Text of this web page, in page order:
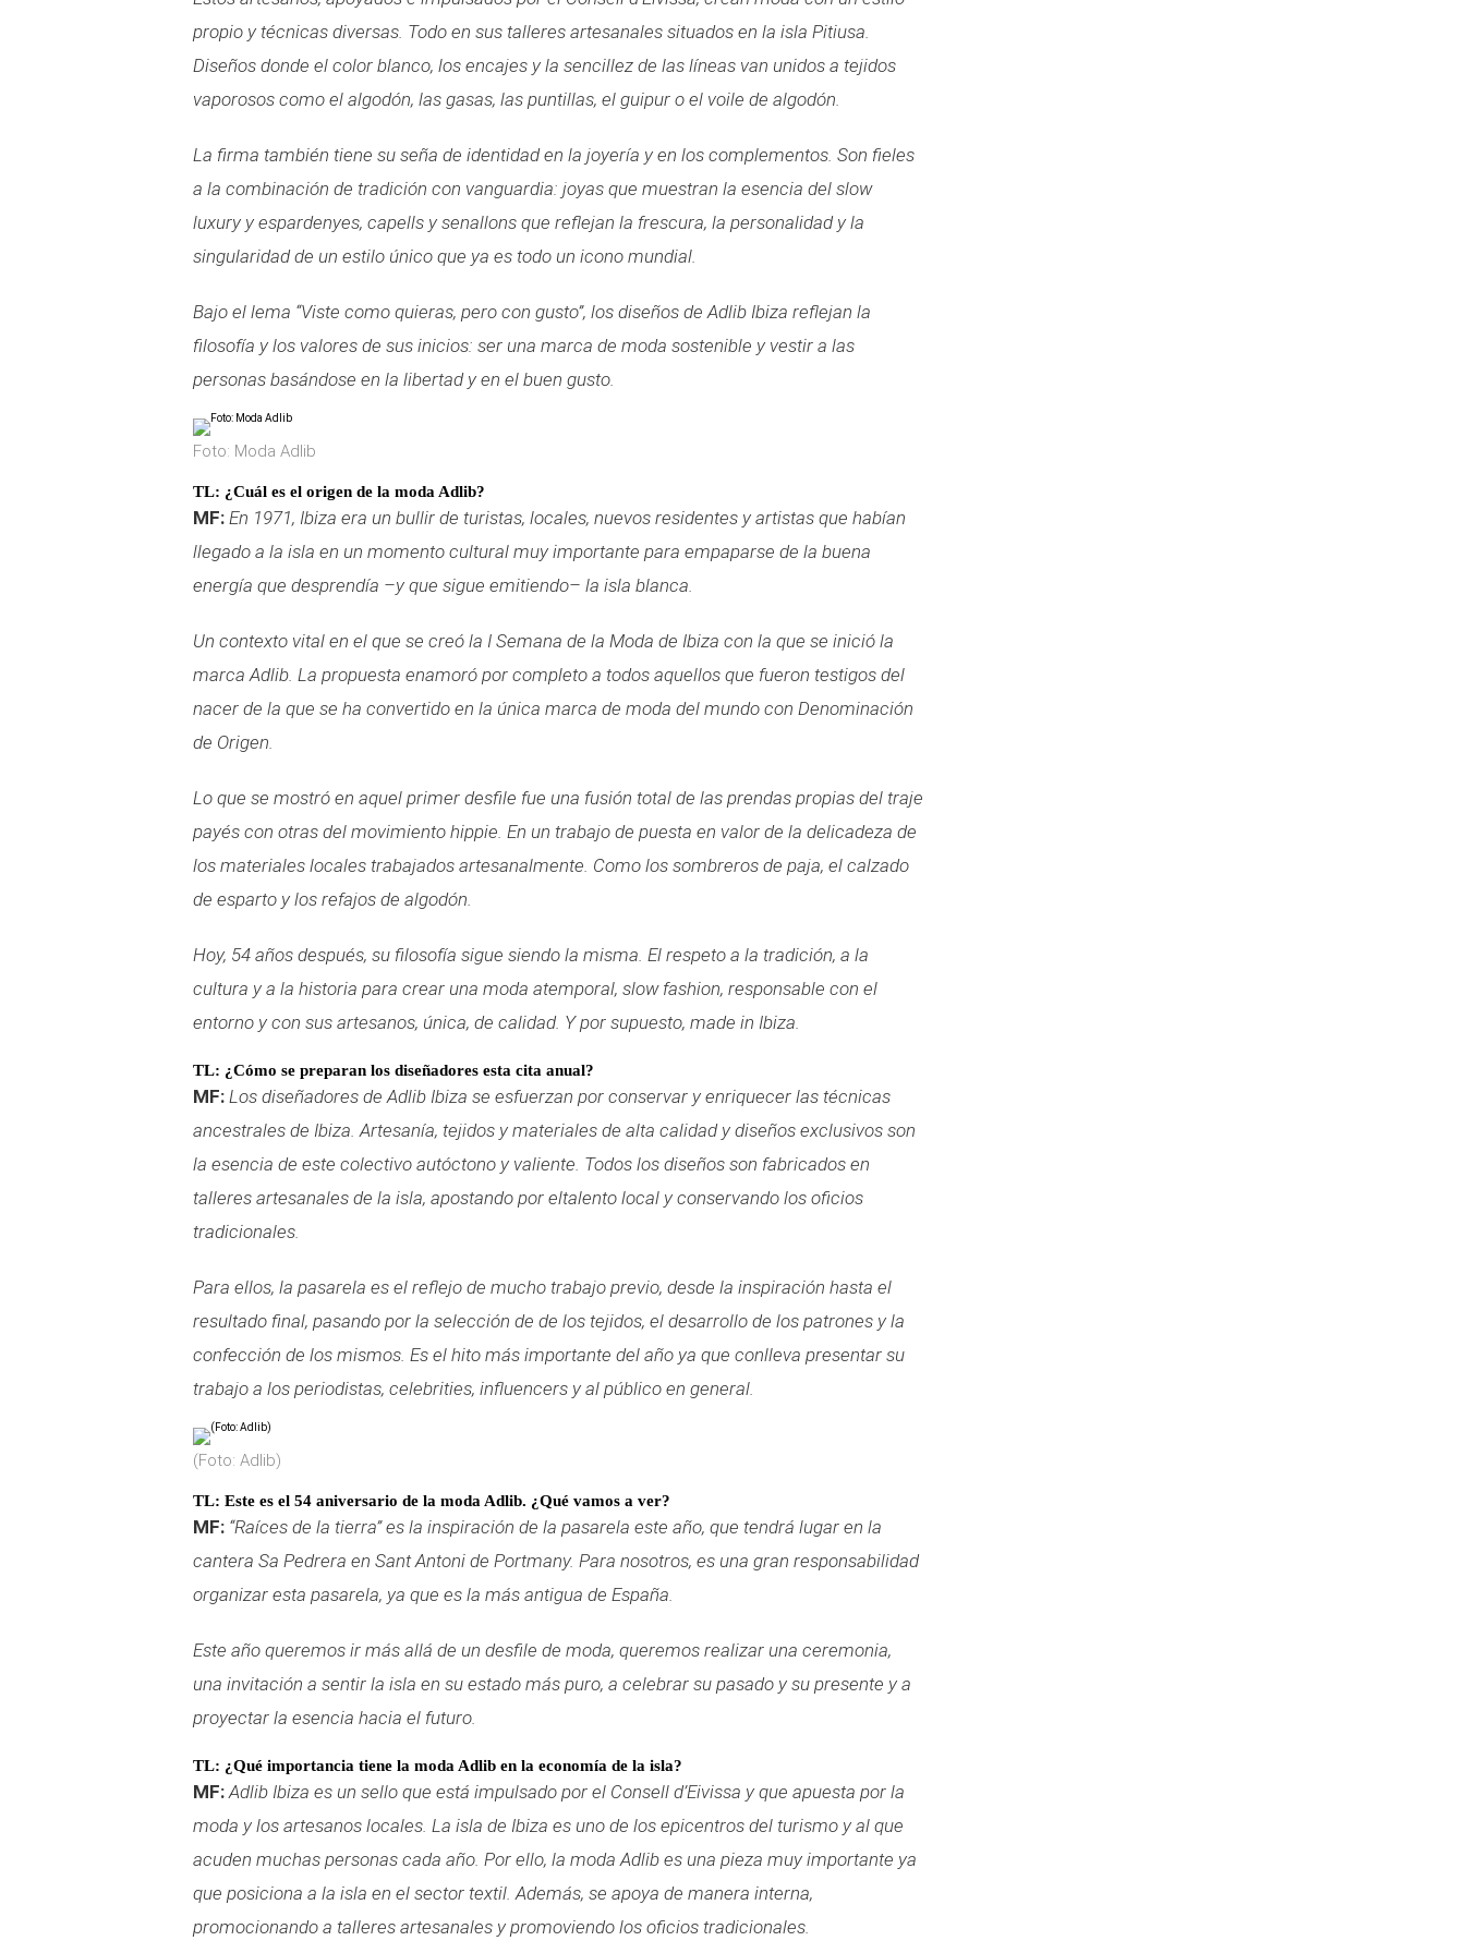
propio y técnicas diversas. Todo en sus talleres artesanales situados en la isla Pitiusa.
Diseños donde el color blanco, los encajes y la sencillez de las líneas van unidos a tejidos
vaporosos como el algodón, las gasas, las puntillas, el guipur o el voile de algodón.
La firma también tiene su seña de identidad en la joyería y en los complementos. Son fieles
a la combinación de tradición con vanguardia: joyas que muestran la esencia del slow
luxury y espardenyes, capells y senallons que reflejan la frescura, la personalidad y la
singularidad de un estilo único que ya es todo un icono mundial.
Bajo el lema “Viste como quieras, pero con gusto”, los diseños de Adlib Ibiza reflejan la
filosofía y los valores de sus inicios: ser una marca de moda sostenible y vestir a las
personas basándose en la libertad y en el buen gusto.
Foto: Moda Adlib
TL: ¿Cuál es el origen de la moda Adlib?
MF: En 1971, Ibiza era un bullir de turistas, locales, nuevos residentes y artistas que habían
llegado a la isla en un momento cultural muy importante para empaparse de la buena
energía que desprendía –y que sigue emitiendo– la isla blanca.
Un contexto vital en el que se creó la I Semana de la Moda de Ibiza con la que se inició la
marca Adlib. La propuesta enamoró por completo a todos aquellos que fueron testigos del
nacer de la que se ha convertido en la única marca de moda del mundo con Denominación
de Origen.
Lo que se mostró en aquel primer desfile fue una fusión total de las prendas propias del traje
payés con otras del movimiento hippie. En un trabajo de puesta en valor de la delicadeza de
los materiales locales trabajados artesanalmente. Como los sombreros de paja, el calzado
de esparto y los refajos de algodón.
Hoy, 54 años después, su filosofía sigue siendo la misma. El respeto a la tradición, a la
cultura y a la historia para crear una moda atemporal, slow fashion, responsable con el
entorno y con sus artesanos, única, de calidad. Y por supuesto, made in Ibiza.
TL: ¿Cómo se preparan los diseñadores esta cita anual?
MF: Los diseñadores de Adlib Ibiza se esfuerzan por conservar y enriquecer las técnicas
ancestrales de Ibiza. Artesanía, tejidos y materiales de alta calidad y diseños exclusivos son
la esencia de este colectivo autóctono y valiente. Todos los diseños son fabricados en
talleres artesanales de la isla, apostando por eltalento local y conservando los oficios
tradicionales.
Para ellos, la pasarela es el reflejo de mucho trabajo previo, desde la inspiración hasta el
resultado final, pasando por la selección de de los tejidos, el desarrollo de los patrones y la
confección de los mismos. Es el hito más importante del año ya que conlleva presentar su
trabajo a los periodistas, celebrities, influencers y al público en general.
(Foto: Adlib)
TL: Este es el 54 aniversario de la moda Adlib. ¿Qué vamos a ver?
MF: “Raíces de la tierra” es la inspiración de la pasarela este año, que tendrá lugar en la
cantera Sa Pedrera en Sant Antoni de Portmany. Para nosotros, es una gran responsabilidad
organizar esta pasarela, ya que es la más antigua de España.
Este año queremos ir más allá de un desfile de moda, queremos realizar una ceremonia,
una invitación a sentir la isla en su estado más puro, a celebrar su pasado y su presente y a
proyectar la esencia hacia el futuro.
TL: ¿Qué importancia tiene la moda Adlib en la economía de la isla?
MF: Adlib Ibiza es un sello que está impulsado por el Consell d’Eivissa y que apuesta por la
moda y los artesanos locales. La isla de Ibiza es uno de los epicentros del turismo y al que
acuden muchas personas cada año. Por ello, la moda Adlib es una pieza muy importante ya
que posiciona a la isla en el sector textil. Además, se apoya de manera interna,
promocionando a talleres artesanales y promoviendo los oficios tradicionales.